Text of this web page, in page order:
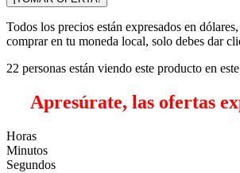
Todos los precios están expresados en
comprar en tu moneda local, solo debes dar
22 personas están viendo este producto en
Apresúrate, las ofertas
Horas
Minutos
Segundos